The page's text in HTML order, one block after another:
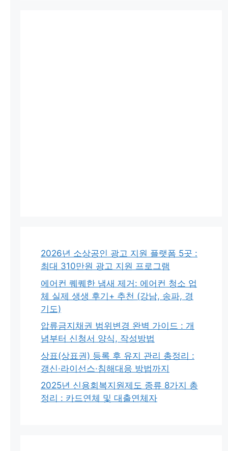
2026년 소상공인 광고 지원 플랫폼 5곳 :
최대 310만원 광고 지원 프로그램
에어컨 퀘퀘한 냄새 제거: 에어컨 청소 업
체 실제 생생 후기+ 추천 (강남, 송파, 경
기도)
압류금지채권 범위변경 완벽 가이드 : 개
념부터 신청서 양식, 작성방법
상표(상표권) 등록 후 유지 관리 총정리 :
갱신·라이선스·침해대응 방법까지
2025년 신용회복지원제도 종류 8가지 총
정리 : 카드연체 및 대출연체자